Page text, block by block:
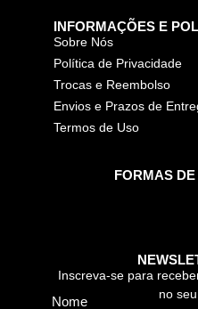
INFORMAÇÕES E
Sobre Nós
Política de Privacidade
Trocas e Reembolso
Envios e Prazos de
Termos de Uso
FORMAS
Inscreva-se para
no seu
Nome